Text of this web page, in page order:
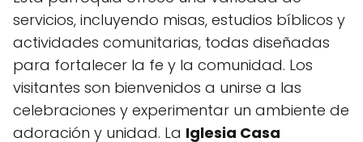
servicios, incluyendo misas, estudios bíblicos y
actividades comunitarias, todas diseñadas
para fortalecer la fe y la comunidad. Los
visitantes son bienvenidos a unirse a las
celebraciones y experimentar un ambiente de
adoración y unidad. La Iglesia Casa